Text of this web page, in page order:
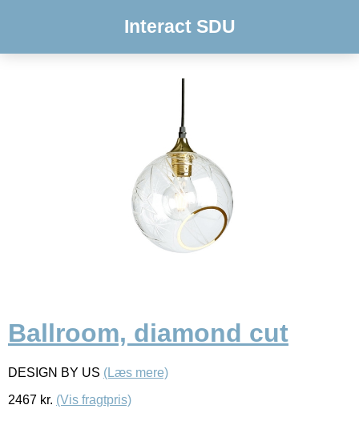
Interact SDU
Ballroom, diamond cut
DESIGN BY US (Læs mere)
2467 kr. (Vis fragtpris)